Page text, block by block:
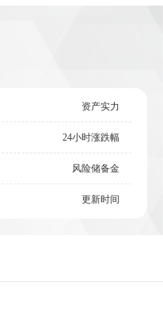
资产实力
24小时涨跌幅
风险储备金
更新时间